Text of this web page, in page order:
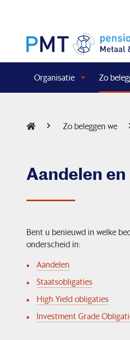
Organisatie Zo
Zo beleggen we
Aandelen
Bent u benieuwd in welke
onderscheid in:
Aandelen
Staatsobligaties
High Yield obligaties
Investment Grade